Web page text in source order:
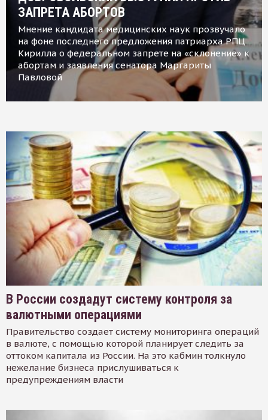
ЗАПРЕТА АБОРТОВ
Мнение кандидата медицинских наук прозвучало
на фоне последнего предложения патриарха РПЦ
Кирилла о федеральном запрете на «склонение» к
абортам и заявления сенатора Маргариты
Павловой
В России создадут систему контроля за
валютными операциями
Правительство создает систему мониторинга операций
в валюте, с помощью которой планирует следить за
оттоком капитала из России. На это кабмин толкнуло
нежелание бизнеса прислушиваться к
предупреждениям власти